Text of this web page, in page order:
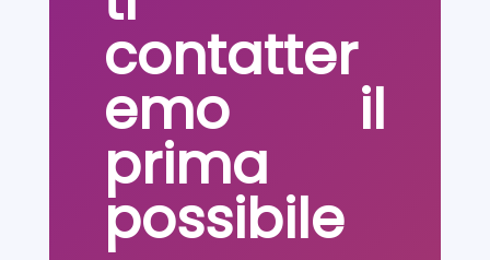
contatter
emo il
prima
possibile